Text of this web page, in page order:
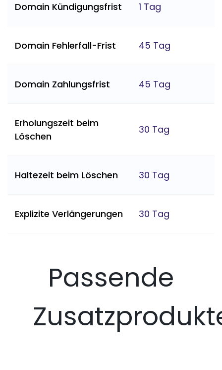
Domain Kündigungsfrist 1 Tag
Domain Fehlerfall-Frist 45 Tag
Domain Zahlungsfrist 45 Tag
Erholungszeit beim
Löschen
30 Tag
Haltezeit beim Löschen 30 Tag
Explizite Verlängerungen 30 Tag
Passende